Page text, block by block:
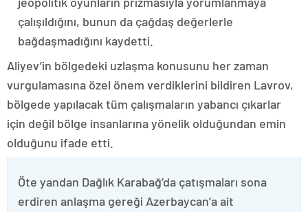
çalışıldığını, bunun da çağdaş değerlerle
bağdaşmadığını kaydetti.
Aliyev’in bölgedeki uzlaşma konusunu her zaman
vurgulamasına özel önem verdiklerini bildiren Lavrov,
bölgede yapılacak tüm çalışmaların yabancı çıkarlar
için değil bölge insanlarına yönelik olduğundan emin
olduğunu ifade etti.
Öte yandan Dağlık Karabağ’da çatışmaları sona
erdiren anlaşma gereği Azerbaycan’a ait